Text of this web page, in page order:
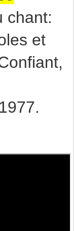
chant:
et